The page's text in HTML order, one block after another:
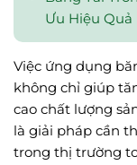
Ưu Hiệu Quả
Việc ứng dụng
không chỉ giúp
cao chất lượng
là giải pháp cần
trong thị trường